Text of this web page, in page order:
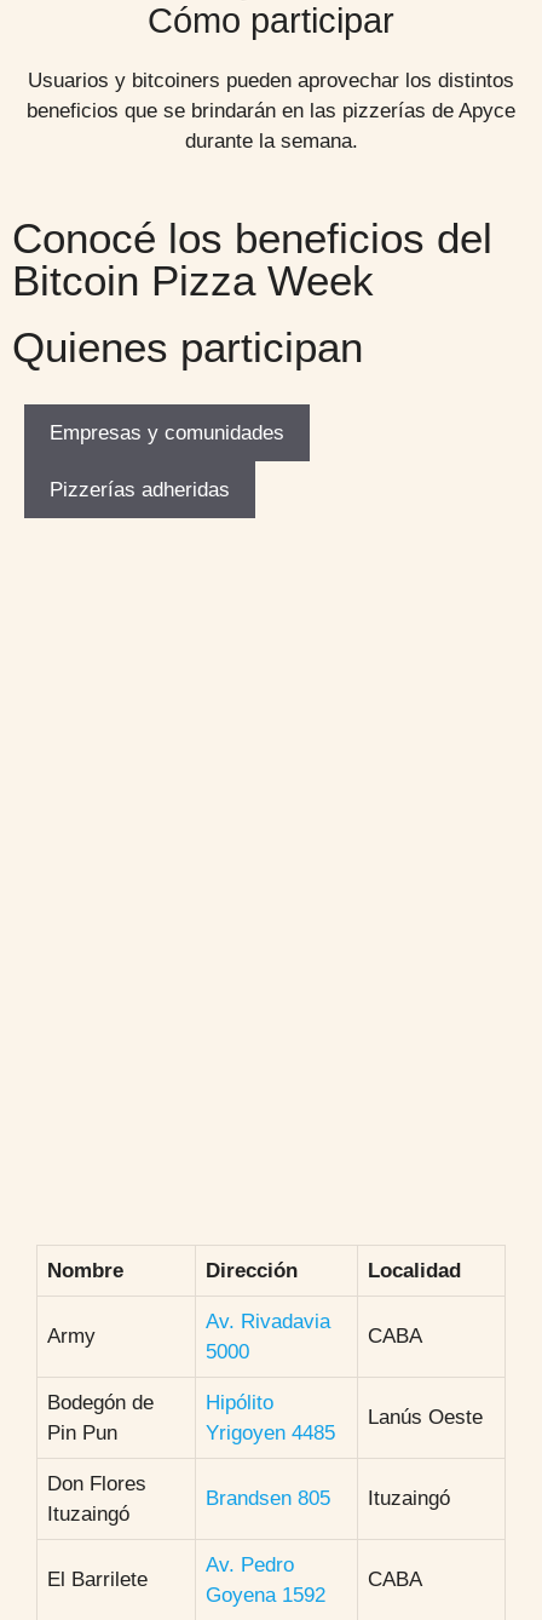
Cómo participar
Usuarios y bitcoiners pueden aprovechar los distintos
beneficios que se brindarán en las pizzerías de Apyce
durante la semana.
Conocé los beneficios del
Bitcoin Pizza Week
Quienes participan
Empresas y comunidades
Pizzerías adheridas
Nombre Dirección Localidad
Army
Av. Rivadavia
5000
CABA
Bodegón de
Pin Pun
Hipólito
Yrigoyen 4485
Lanús Oeste
Don Flores
Ituzaingó
Brandsen 805 Ituzaingó
El Barrilete
Av. Pedro
Goyena 1592
CABA